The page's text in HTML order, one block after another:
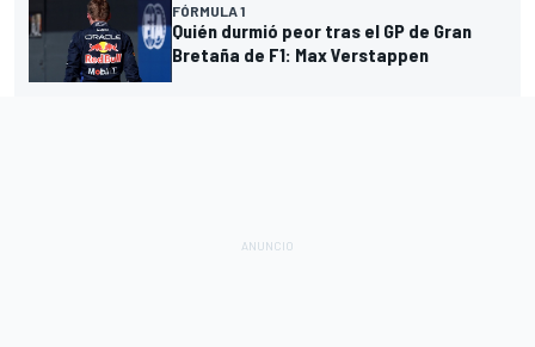
FÓRMULA 1
Quién durmió peor tras el GP de Gran
Bretaña de F1: Max Verstappen